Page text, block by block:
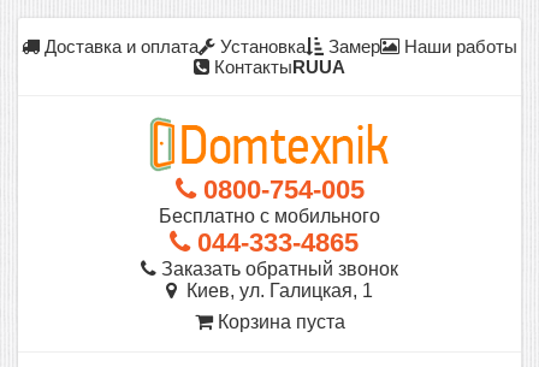
Доставка и оплата Установка Замер
Наши работы
КонтактыRUUA
0800-754-005
Бесплатно с мобильного
044-333-4865
Заказать обратный звонок
Киев, ул. Галицкая, 1
Корзина пуста